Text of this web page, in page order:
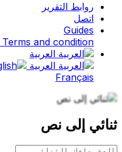
روابط التقرير
اتصل
Guides
Terms and condition
العربية
العربية
Français
ثنائي إلى نص